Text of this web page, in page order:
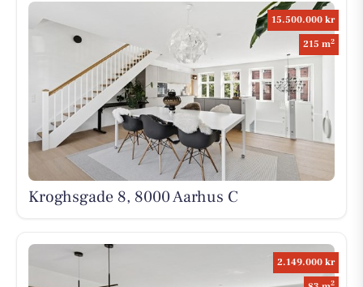
15.500.000 kr
215 m2
Kroghsgade 8, 8000 Aarhus C
2.149.000 kr
2